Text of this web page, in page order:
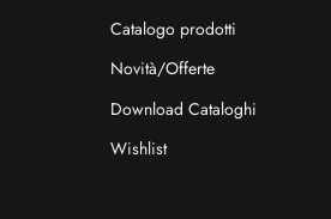
Catalogo prodotti
Novità/Offerte
Download Cataloghi
Wishlist